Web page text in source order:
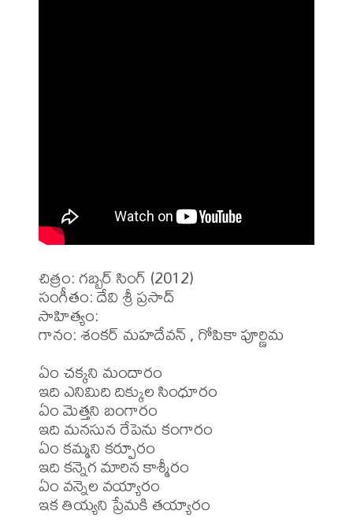
చిత్రం: గబ్బర్ సింగ్ (2012)
సంగీతం: దేవి శ్రీ ప్రసాద్
సాహిత్యం:
గానం: శంకర్ మహదేవన్ , గోపికా పూర్ణిమ
ఏం చక్కని మందారం
ఇది ఎనిమిది దిక్కుల సింధూరం
ఏం మెత్తని బంగారం
ఇది మనసున రేపెను కంగారం
ఏం కమ్మని కర్పూరం
ఇది కన్నెగ మారిన కాశ్మీరం
ఏం వన్నెల వయ్యారం
ఇక తియ్యని ప్రేమకి తయ్యారం